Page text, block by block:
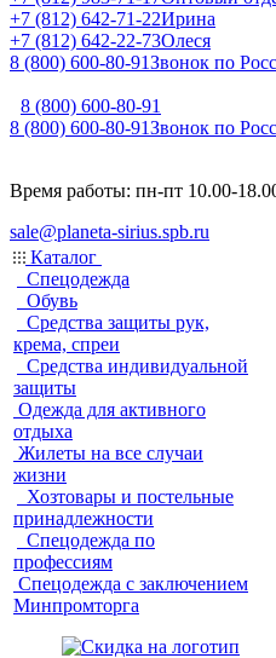
+7 (812) 642-71-22Ирина
+7 (812) 642-22-73Олеся
8 (800) 600-80-91Звонок по
8 (800) 600-80-91
8 (800) 600-80-91Звонок по
Время работы: пн-пт 10.00-
sale@planeta-sirius.spb.ru
Каталог
Спецодежда
Обувь
Средства защиты рук,
крема, спреи
Средства индивидуальной
защиты
Одежда для активного
отдыха
Жилеты на все случаи
жизни
Хозтовары и постельные
принадлежности
Спецодежда по
профессиям
Спецодежда с заключением
Минпромторга